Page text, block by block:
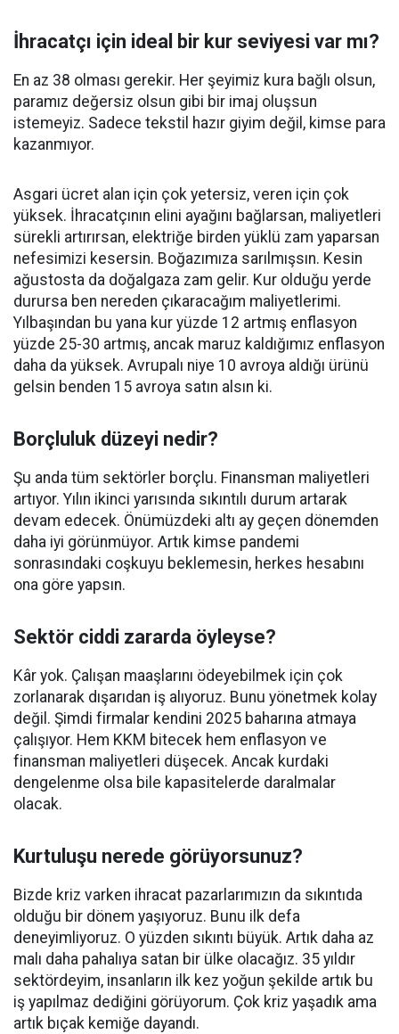
İhracatçı için ideal bir kur seviyesi var mı?
En az 38 olması gerekir. Her şeyimiz kura bağlı olsun,
paramız değersiz olsun gibi bir imaj oluşsun
istemeyiz. Sadece tekstil hazır giyim değil, kimse para
kazanmıyor.
Asgari ücret alan için çok yetersiz, veren için çok
yüksek. İhracatçının elini ayağını bağlarsan, maliyetleri
sürekli artırırsan, elektriğe birden yüklü zam yaparsan
nefesimizi kesersin. Boğazımıza sarılmışsın. Kesin
ağustosta da doğalgaza zam gelir. Kur olduğu yerde
durursa ben nereden çıkaracağım maliyetlerimi.
Yılbaşından bu yana kur yüzde 12 artmış enflasyon
yüzde 25-30 artmış, ancak maruz kaldığımız enflasyon
daha da yüksek. Avrupalı niye 10 avroya aldığı ürünü
gelsin benden 15 avroya satın alsın ki.
Borçluluk düzeyi nedir?
Şu anda tüm sektörler borçlu. Finansman maliyetleri
artıyor. Yılın ikinci yarısında sıkıntılı durum artarak
devam edecek. Önümüzdeki altı ay geçen dönemden
daha iyi görünmüyor. Artık kimse pandemi
sonrasındaki coşkuyu beklemesin, herkes hesabını
ona göre yapsın.
Sektör ciddi zararda öyleyse?
Kâr yok. Çalışan maaşlarını ödeyebilmek için çok
zorlanarak dışarıdan iş alıyoruz. Bunu yönetmek kolay
değil. Şimdi firmalar kendini 2025 baharına atmaya
çalışıyor. Hem KKM bitecek hem enflasyon ve
finansman maliyetleri düşecek. Ancak kurdaki
dengelenme olsa bile kapasitelerde daralmalar
olacak.
Kurtuluşu nerede görüyorsunuz?
Bizde kriz varken ihracat pazarlarımızın da sıkıntıda
olduğu bir dönem yaşıyoruz. Bunu ilk defa
deneyimliyoruz. O yüzden sıkıntı büyük. Artık daha az
malı daha pahalıya satan bir ülke olacağız. 35 yıldır
sektördeyim, insanların ilk kez yoğun şekilde artık bu
iş yapılmaz dediğini görüyorum. Çok kriz yaşadık ama
artık bıçak kemiğe dayandı.